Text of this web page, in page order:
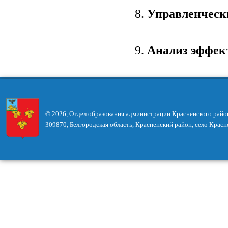
8.
9. Анализ
© 2026, Отдел образования администрации Красненского
309870, Белгородская область, Красненский район, село